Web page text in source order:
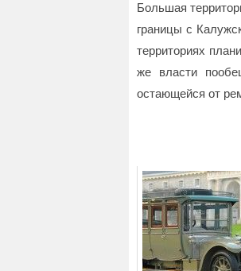
Большая
границы с
территориях
же власти
остающейся от